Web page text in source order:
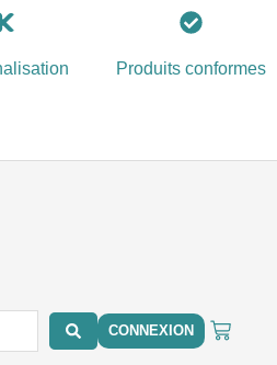
Produits conformes
CONNEXION